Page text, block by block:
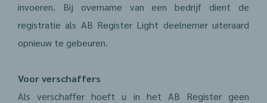
invoeren. Bij overname van een bedrijf dient de
registratie als AB Register Light deelnemer uiteraard
opnieuw te gebeuren.
Voor verschaffers
Als verschaffer hoeft u in het AB Register geen